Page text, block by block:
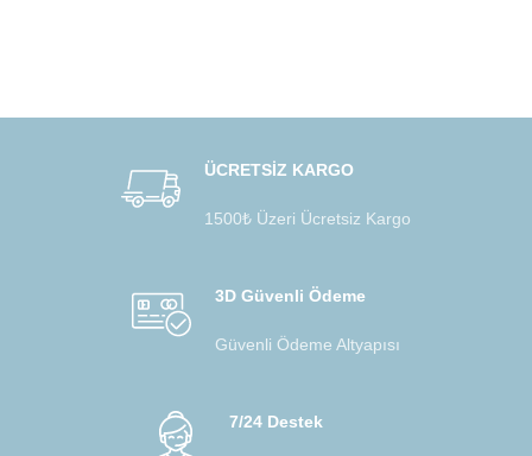
ÜCRETSİZ KARGO
1500₺ Üzeri Ücretsiz Kargo
3D Güvenli Ödeme
Güvenli Ödeme Altyapısı
7/24 Destek